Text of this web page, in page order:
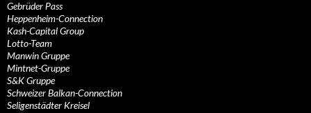
Gebrüder Pass
Heppenheim-Connection
Kash-Capital Group
Lotto-Team
Manwin Gruppe
Mintnet-Gruppe
S&K Gruppe
Schweizer Balkan-Connection
Seligenstädter Kreisel